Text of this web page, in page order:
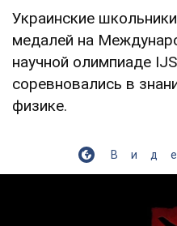
Украинские
медалей на
научной олимпиаде
соревновались в
физике.